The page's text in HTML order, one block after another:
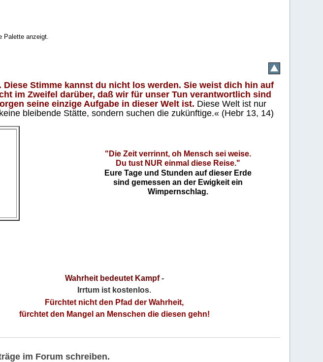
Palette anzeigt.
Stimme kannst du nicht los werden. Sie weist dich hin auf
im Zweifel darüber, daß wir für unser Tun verantwortlich sind
seine einzige Aufgabe in dieser Welt ist. Diese Welt ist nur
bleibende Stätte, sondern suchen die zukünftige.« (Hebr 13, 14)
"Die Zeit verrinnt, oh Mensch sei weise.
Du tust NUR einmal diese Reise."
Eure Tage und Stunden auf dieser Erde
sind gemessen an der Ewigkeit ein
Wimpernschlag.
Wahrheit bedeutet Kampf-
Irrtum ist kostenlos.
Fürchtet nicht den Pfad der Wahrheit,
fürchtet den Mangel an Menschen die diesen gehn!
im Forum schreiben.